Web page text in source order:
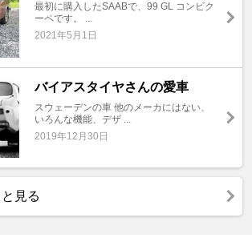
最初に購入したSAABで、99 GL コンビク
ーペです。 ...
2021年5月1日
バイアスタイヤさんの愛車
スウェーデンの車 他のメーカにはない、
いろんな機能、デザ ...
2019年12月30日
見る